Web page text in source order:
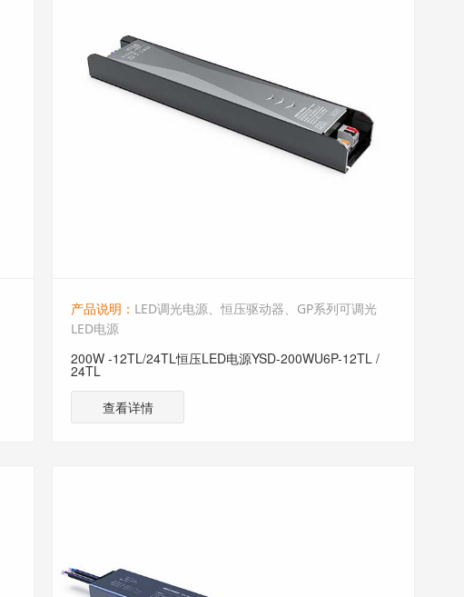
产品说明： LED调光电源、恒压驱动器、GP系列可调光
LED电源
200W -12TL/24TL恒压LED电源YSD-200WU6P-12TL /
24TL
查看详情